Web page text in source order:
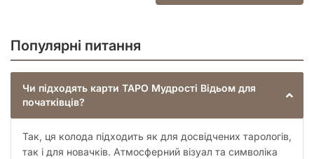
відпрацювати базові значення.
Ведіть щоденник передбачень, щоб відстежити, як
Ця колода стане надійним помічником у пошуку істини,
допоможе знайти внутрішній баланс та надихне на
створення власної магічної практики. Відкрийте для себе
мудрість, що передавалася через віки, і дозвольте картам
стати вашим провідником у світі невидимого.
Популярні питання
Чи підходять карти ТАРО Мудрості Відьом для
початківців?
Так, ця колода підходить як для досвідчених тарологів,
так і для новачків. Атмосферний візуал та символіка